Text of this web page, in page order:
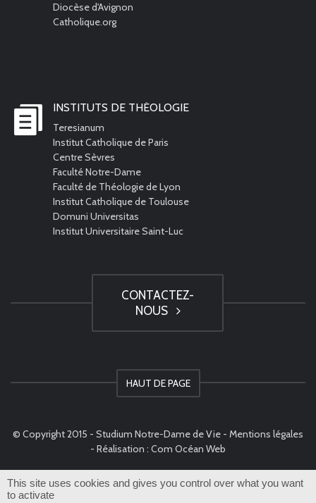
Diocèse d'Avignon
Catholique.org
INSTITUTS DE THÉOLOGIE
Teresianum
Institut Catholique de Paris
Centre Sèvres
Faculté Notre-Dame
Faculté de Théologie de Lyon
Institut Catholique de Toulouse
Domuni Universitas
Institut Universitaire Saint-Luc
CONTACTEZ-
NOUS
HAUT DE PAGE
© Copyright 2015 - Studium Notre-Dame de Vie - Mentions légales
- Réalisation : Com Océan Web
This site uses cookies and gives you control over what you want
to activate